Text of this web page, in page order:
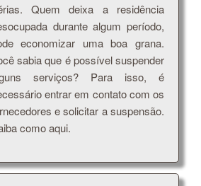
Quem deixa a residência
durante algum período,
economizar uma boa grana.
sabia que é possível suspender
serviços? Para isso, é
entrar em contato com os
e solicitar a suspensão.
como aqui.